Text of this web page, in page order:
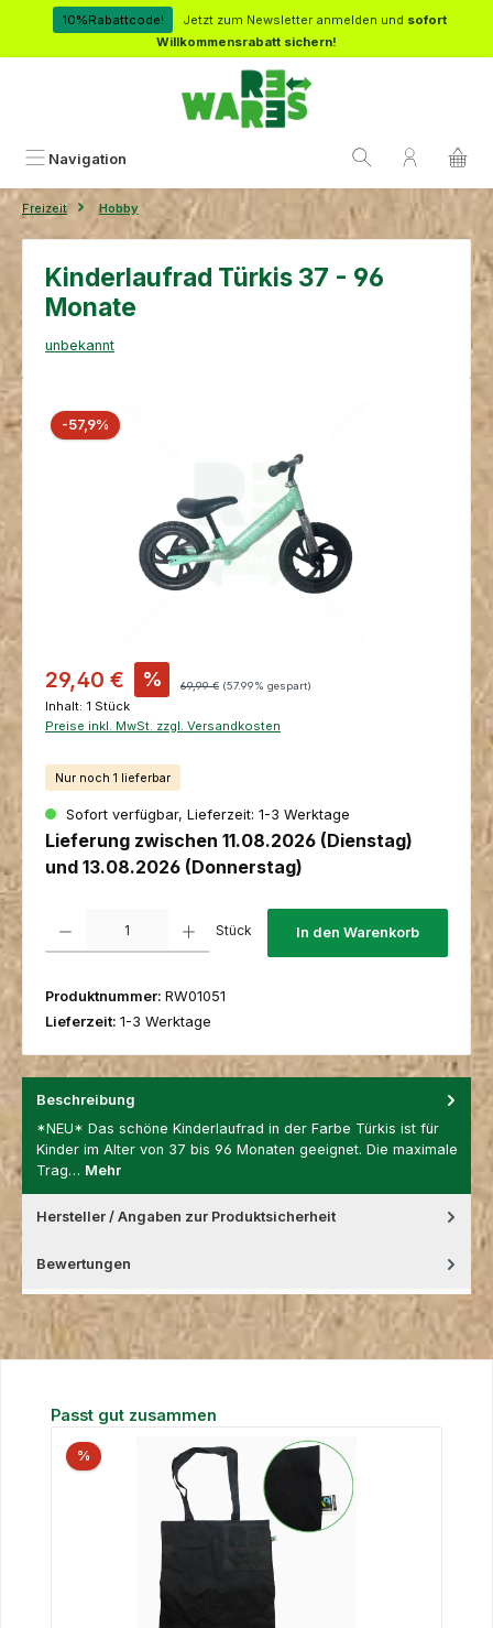
Zum Hauptinhalt springen
10%Rabattcode! Jetzt zum Newsletter anmelden und sofort
Willkommensrabatt sichern!
Navigation
Freizeit Hobby
Kinderlaufrad Türkis 37 - 96
Monate
unbekannt
Bildergalerie überspringen
-57,9% Rabatt
Verkaufspreis:
29,40 € % Regulärer Preis:
69,99 € (57.99% gespart)
Inhalt: 1 Stück
Preise inkl. MwSt. zzgl. Versandkosten
Nur noch 1 lieferbar
Sofort verfügbar, Lieferzeit: 1-3 Werktage
Lieferung zwischen 11.08.2026 (Dienstag)
und 13.08.2026 (Donnerstag)
Stück In den Warenkorb
Produktnummer: RW01051
Lieferzeit: 1-3 Werktage
Beschreibung
*NEU* Das schöne Kinderlaufrad in der Farbe Türkis ist für
Kinder im Alter von 37 bis 96 Monaten geeignet. Die maximale
Trag… Mehr
Hersteller / Angaben zur Produktsicherheit
Bewertungen
Produktgalerie überspringen
Passt gut zusammen
%